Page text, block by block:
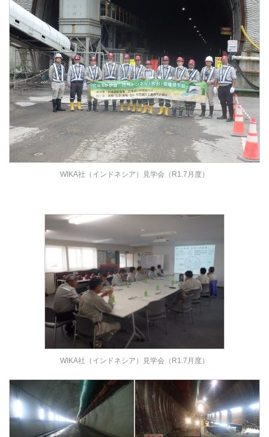
WIKA社（インドネシア）見学会（R1.7月度）
WIKA社（インドネシア）見学会（R1.7月度）